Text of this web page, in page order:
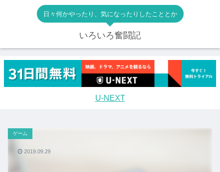
日々何かやったり、気になったりしたこととか
いろいろ奮闘記
U-NEXT
ゲーム
2019.09.29